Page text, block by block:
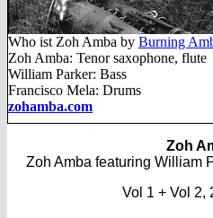
Who ist Zoh Amba by Burning
Zoh Amba: Tenor saxophone, flute
William Parker: Bass
Francisco Mela: Drums
zohamba.com
Zoh
Zoh Amba featuring William
Vol 1 + Vol 2,